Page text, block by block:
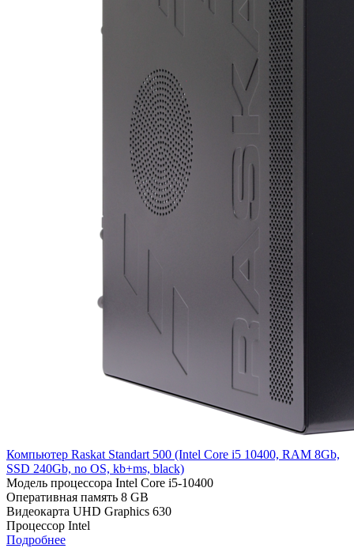
Компьютер Raskat Standart 500 (Intel Core i5 10400, RAM 8Gb,
SSD 240Gb, no OS, kb+ms, black)
Модель процессора Intel Core i5-10400
Оперативная память 8 GB
Видеокарта UHD Graphics 630
Процессор Intel
Подробнее